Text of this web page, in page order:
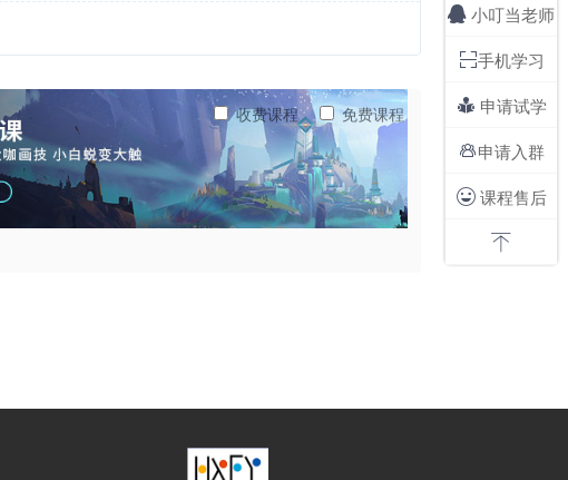
收费课程 免费课程
 小叮当老师
手机学习
 申请试学
申请入群
课程售后
